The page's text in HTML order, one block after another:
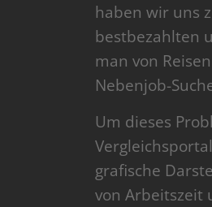
haben wir uns
bestbezahlten
man von
Nebenjob-
Um dieses
grafische
von Arbeitszeit